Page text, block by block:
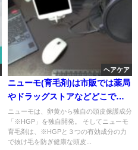
ヘアケア
ニューモ(育毛剤)は市販では薬局
やドラッグストアなどどこで買
える？
ニューモは、卵黄から独自の頭皮保護成分
「※HGP」を独自開発。 そしてニューモ
育毛剤は、※HGPと３つの有効成分の力
で抜け毛を防ぎ健康な頭皮...